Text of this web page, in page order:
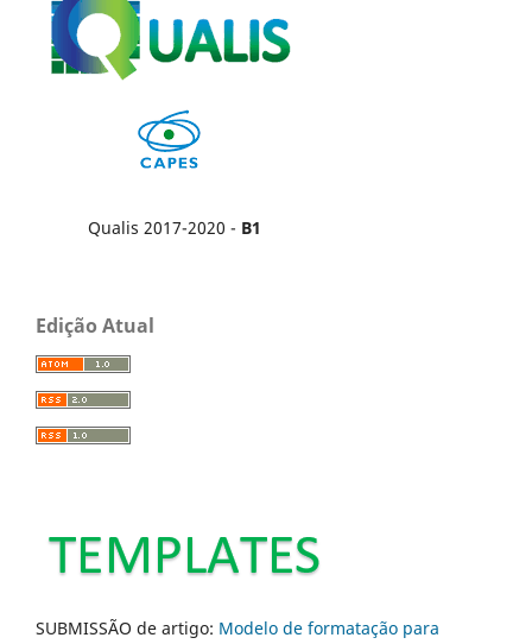
Qualis 2017-2020 - B1
Edição Atual
SUBMISSÃO de artigo: Modelo de formatação para